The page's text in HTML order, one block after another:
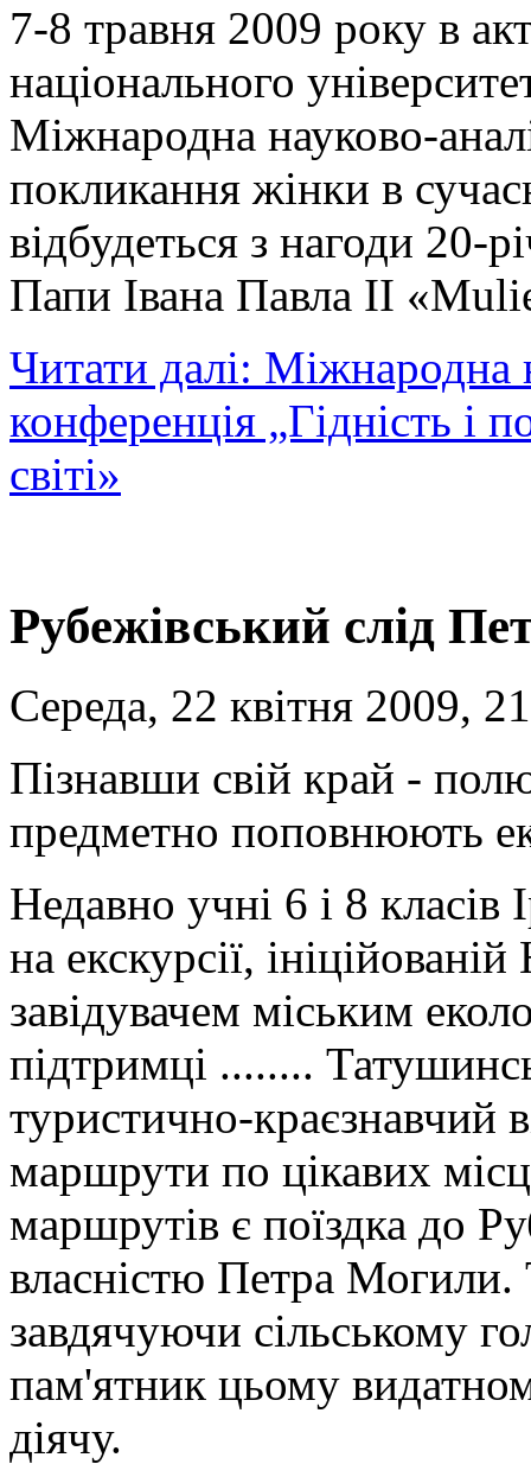
7-8 травня 2009 року в
національного
Міжнародна науково-
покликання жінки в
відбудеться з нагоди 20-
Папи Івана Павла ІІ
Читати далі: Міжнародна
конференція „Гідність і
світі»
Рубежівський слід
Середа, 22 квітня 2009,
Пізнавши свій край -
предметно поповнюють
Недавно учні 6 і 8
на екскурсії,
завідувачем міським
підтримці ........
туристично-краєзнавчий
маршрути по цікавих
маршрутів є поїздка до
власністю Петра
завдячуючи сільському
пам'ятник цьому
діячу.